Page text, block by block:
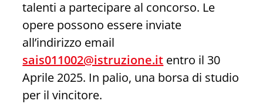
talenti a partecipare al concorso. Le
opere possono essere inviate
all’indirizzo email
sais011002@istruzione.it entro il 30
Aprile 2025. In palio, una borsa di studio
per il vincitore.